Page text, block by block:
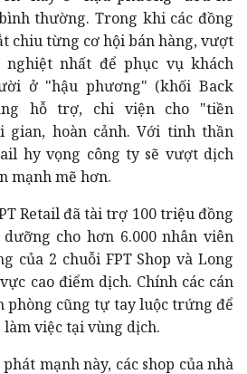
thường. Trong khi các đồng
chiu từng cơ hội bán hàng, vượt
nhất để phục vụ khách
ở "hậu phương" (khối Back
hỗ trợ, chi viện cho "tiền
gian, hoàn cảnh. Với tinh thần
hy vọng công ty sẽ vượt dịch
mạnh mẽ hơn.
Retail đã tài trợ 100 triệu đồng
cho hơn 6.000 nhân viên
của 2 chuỗi FPT Shop và Long
cao điểm dịch. Chính các cán
phòng cũng tự tay luộc trứng để
việc tại vùng dịch.
mạnh này, các shop của nhà